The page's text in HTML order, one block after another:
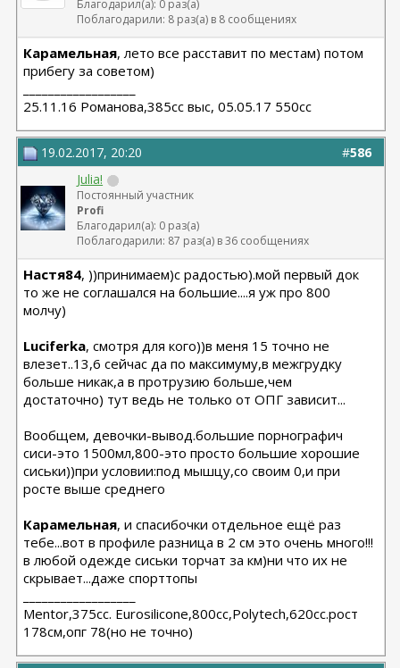
Благодарил(а): 0 раз(а)
Поблагодарили: 8 раз(а) в 8 сообщениях
Карамельная, лето все расставит по местам) потом
прибегу за советом)
25.11.16 Романова,385сс выс, 05.05.17 550сс
#586
19.02.2017, 20:20
Julia!
Постоянный участник
Profi
Благодарил(а): 0 раз(а)
Поблагодарили: 87 раз(а) в 36 сообщениях
Настя84, ))принимаем)с радостью).мой первый док
то же не соглашался на большие....я уж про 800
молчу)
Luciferka, смотря для кого))в меня 15 точно не
влезет..13,6 сейчас да по максимуму,в межгрудку
больше никак,а в протрузию больше,чем
достаточно) тут ведь не только от ОПГ зависит...
Вообщем, девочки-вывод.большие порнографич
сиси-это 1500мл,800-это просто большие хорошие
сиськи))при условии:под мышцу,со своим 0,и при
росте выше среднего
Карамельная, и спасибочки отдельное ещё раз
тебе...вот в профиле разница в 2 см это очень много!!!
в любой одежде сиськи торчат за км)ни что их не
скрывает...даже спорттопы
Мentor,375cc. Eurosilicone,800cc,Polytech,620cc.рост
178см,опг 78(но не точно)